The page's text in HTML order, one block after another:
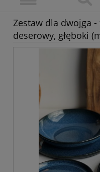
Zestaw dla dwojga
deserowy, głęboki